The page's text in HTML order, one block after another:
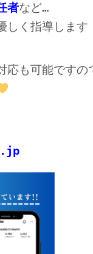
者
しく指導します
応も可能ですの